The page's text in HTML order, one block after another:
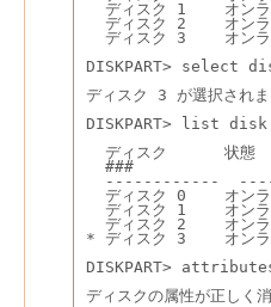
ディスク 1    オン
ディスク 2    オン
ディスク 3    オン
DISKPART> select
ディスク 3 が選択されま
DISKPART> list disk
ディスク      状態
###
------------
ディスク 0    オン
ディスク 1    オン
ディスク 2    オン
* ディスク 3    オン
DISKPART>
ディスクの属性が正しく